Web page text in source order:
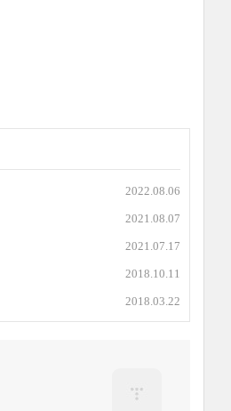
2022.08.06
2021.08.07
2021.07.17
2018.10.11
2018.03.22